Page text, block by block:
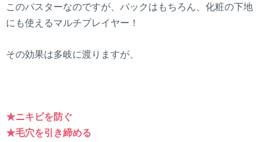
このパスターなのですが、パックはもちろん、化粧の下地
にも使えるマルチプレイヤー！
その効果は多岐に渡りますが、
★ニキビを防ぐ
★毛穴を引き締める